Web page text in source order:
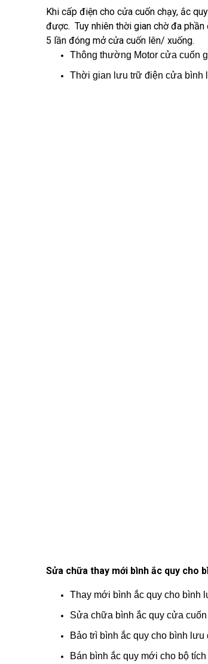
Khi cấp điện cho cửa cuốn chạy, ắc
được. Tuy nhiên thời gian chờ đa
5 lần đóng mở cửa cuốn lên/ xuống.
Thông thường Motor cửa cuốn
Thời gian lưu trữ điện cửa bình
Sửa chữa thay mới bình ắc quy cho
Thay mới bình ắc quy cho bình
Sửa chữa bình ắc quy cửa cuốn
Bảo trì bình ắc quy cho bình lưu
Bán bình ắc quy mới cho bộ